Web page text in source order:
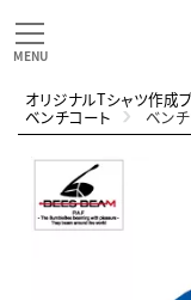
オリジナルTシャツ作成
ベンチコート ベン